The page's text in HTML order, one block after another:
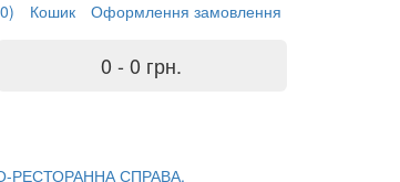
Кошик Оформлення замовлення
0 - 0 грн.
РЕСТОРАННА СПРАВА.